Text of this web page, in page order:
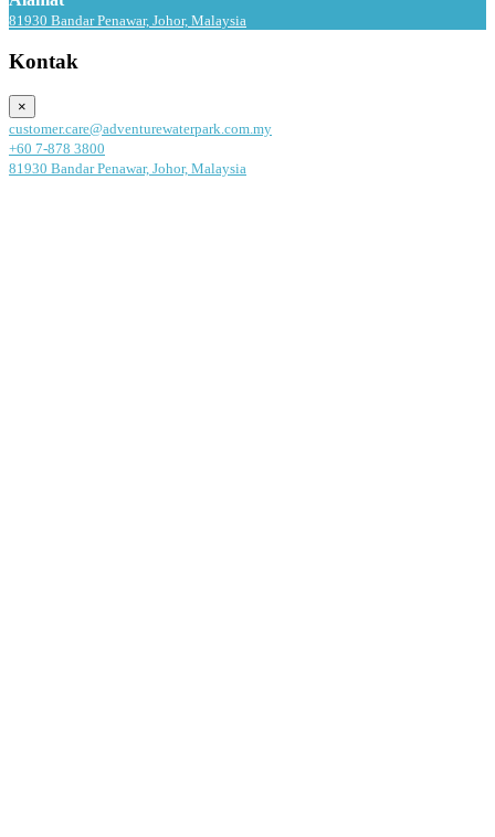
81930 Bandar Penawar, Johor, Malaysia
Kontak
×
customer.care@adventurewaterpark.com.my
+60 7-878 3800
81930 Bandar Penawar, Johor, Malaysia